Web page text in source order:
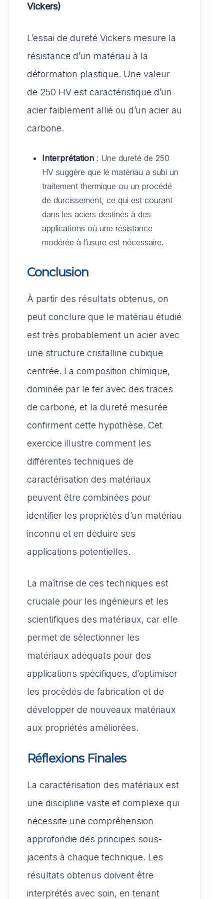
Vickers)
L’essai de dureté Vickers mesure la
résistance d’un matériau à la
déformation plastique. Une valeur
de 250 HV est caractéristique d’un
acier faiblement allié ou d’un acier au
carbone.
Interprétation : Une dureté de 250
HV suggère que le matériau a subi un
traitement thermique ou un procédé
de durcissement, ce qui est courant
dans les aciers destinés à des
applications où une résistance
modérée à l’usure est nécessaire.
Conclusion
À partir des résultats obtenus, on
peut conclure que le matériau étudié
est très probablement un acier avec
une structure cristalline cubique
centrée. La composition chimique,
dominée par le fer avec des traces
de carbone, et la dureté mesurée
confirment cette hypothèse. Cet
exercice illustre comment les
différentes techniques de
caractérisation des matériaux
peuvent être combinées pour
identifier les propriétés d’un matériau
inconnu et en déduire ses
applications potentielles.
La maîtrise de ces techniques est
cruciale pour les ingénieurs et les
scientifiques des matériaux, car elle
permet de sélectionner les
matériaux adéquats pour des
applications spécifiques, d’optimiser
les procédés de fabrication et de
développer de nouveaux matériaux
aux propriétés améliorées.
Réflexions Finales
La caractérisation des matériaux est
une discipline vaste et complexe qui
nécessite une compréhension
approfondie des principes sous-
jacents à chaque technique. Les
résultats obtenus doivent être
interprétés avec soin, en tenant